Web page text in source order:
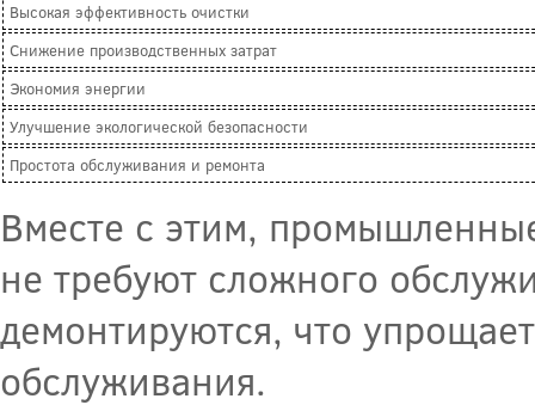
Высокая эффективность очистки
Снижение производственных затрат
Экономия энергии
Улучшение экологической безопасности
Простота обслуживания и ремонта
Вместе с этим,
не требуют сложного
демонтируются, что
обслуживания.